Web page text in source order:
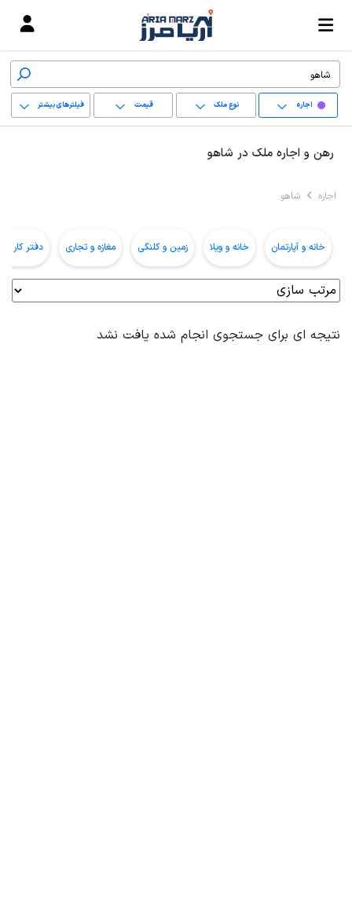
اجاره نوع ملک قیمت فیلترهای بیشتر
رهن و اجاره ملک در شاهو
اجاره شاهو
خانه و آپارتمان خانه و ویلا زمین و کلنگی مغازه و تجاری دفتر کار و
نتیجه ای برای جستجوی انجام شده یافت نشد